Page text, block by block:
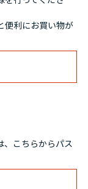
便利にお買い物が
、こちらからパス